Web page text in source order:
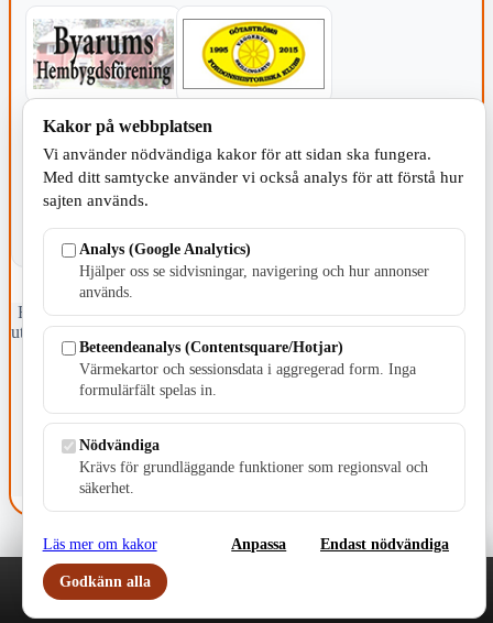
KOMMUNEN
Fristående webbtidningsföretag grundat 1991 som sedan 2002 ger
ut tidningen Skillingaryd.nu och 2010 lanserades Värnamo.nu. Från
april 2026 omfattar Skillingaryd.nu tre kommuner: Gnosjö,
Värnamo och Vaggeryds kommun.
Kontakta oss
E-post: redaktionen@skillingaryd.nu
Postadress: Gisslaköp 1, 568 92 Skillingaryd
Kakor på webbplatsen
Vi använder nödvändiga kakor för att sidan ska fungera.
Med ditt samtycke använder vi också analys för att förstå hur
sajten används.
Analys (Google Analytics)
Hjälper oss se sidvisningar, navigering och hur annonser
används.
Beteendeanalys (Contentsquare/Hotjar)
Värmekartor och sessionsdata i aggregerad form. Inga
formulärfält spelas in.
Nödvändiga
Krävs för grundläggande funktioner som regionsval och
säkerhet.
Läs mer om kakor Anpassa Endast nödvändiga
Godkänn alla